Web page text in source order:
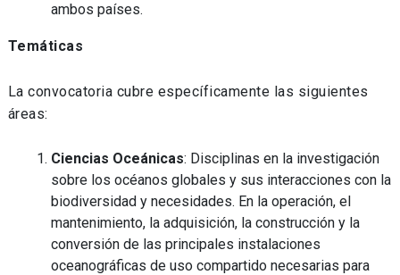
ambos países.
Temáticas
La convocatoria cubre específicamente las siguientes
áreas:
Ciencias Oceánicas: Disciplinas en la investigación
sobre los océanos globales y sus interacciones con la
biodiversidad y necesidades. En la operación, el
mantenimiento, la adquisición, la construcción y la
conversión de las principales instalaciones
oceanográficas de uso compartido necesarias para